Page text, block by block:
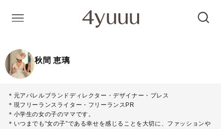
秋間 恵璃
＊元アパレルブランドディレクター・デザイナー・プレス
＊現フリーランスライター・フリーランスPR
＊小学生の女の子のママです。
＊いつまでも“女の子”である幸せを感じることを大切に、ファッションや